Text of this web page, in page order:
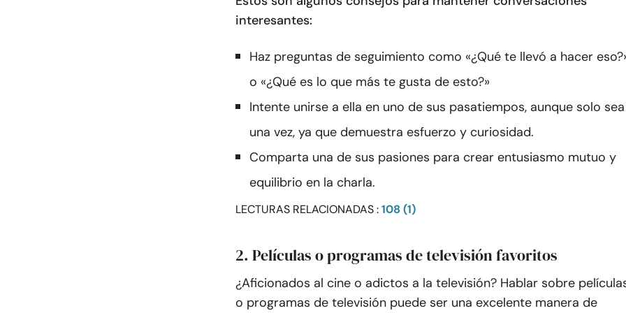
interesantes:
Haz preguntas de seguimiento como «¿Qué te llevó a hacer
o «¿Qué es lo que más te gusta de esto?»
Intente unirse a ella en uno de sus pasatiempos, aunque solo sea
una vez, ya que demuestra esfuerzo y curiosidad.
Comparta una de sus pasiones para crear entusiasmo mutuo y
equilibrio en la charla.
LECTURAS RELACIONADAS :108 (1)
2. Películas o programas de televisión favoritos
¿Aficionados al cine o adictos a la televisión? Hablar sobre
o programas de televisión puede ser una excelente manera de